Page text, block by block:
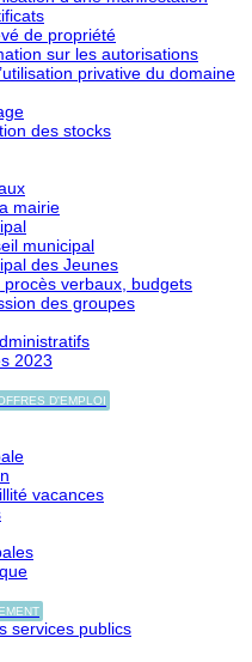
de propriété
sur les autorisations
privative du domaine
des stocks
mairie
municipal
des Jeunes
verbaux, budgets
des groupes
2023
D'EMPLOI
vacances
services publics